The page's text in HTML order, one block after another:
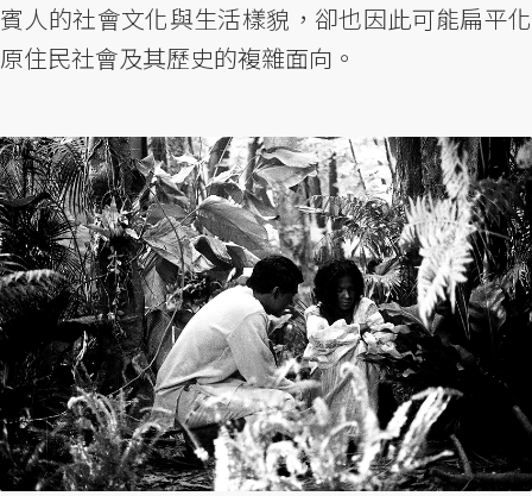
賓人的社會文化與生活樣貌，卻也因此可能扁平化
原住民社會及其歷史的複雜面向。